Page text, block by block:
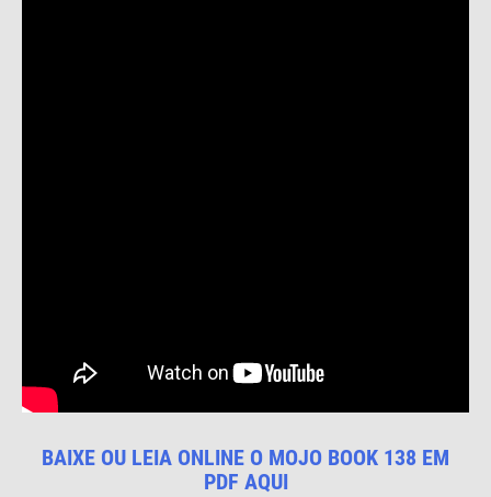
BAIXE OU LEIA ONLINE O MOJO BOOK 138 EM
PDF AQUI